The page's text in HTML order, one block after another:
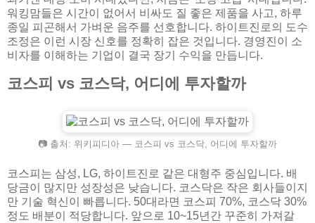
워킹맘들은 시간이 없어서 비싸도 질 좋은 제품을 사고, 하루
종일 피곤해서 가벼운 음주를 선호합니다. 하이트진로의 도수
조정은 이런 시장 신호를 정확히 잡은 것입니다. 경영진이 소
비자를 이해하는 기업이 결국 장기 수익을 만듭니다.
코스피 vs 코스닥, 어디에 투자할까
📷 출처: 위키피디아 — 코스피 vs 코스닥, 어디에 투자할까
코스피는 삼성, LG, 하이트진로 같은 대형주 중심입니다. 배
당금이 많지만 성장성은 낮습니다. 코스닥은 작은 회사들이지
만 기술 혁신이 빠릅니다. 50대라면 코스피 70%, 코스닥 30%
정도 배분이 적당합니다. 앞으로 10~15년간 꾸준히 가져갈